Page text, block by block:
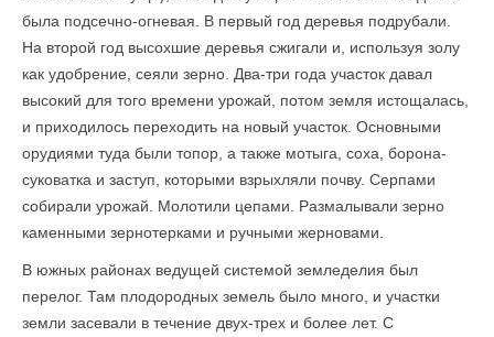
была подсечно-огневая. В первый год деревья подрубали.
На второй год высохшие деревья сжигали и, используя золу
как удобрение, сеяли зерно. Два-три года участок давал
высокий для того времени урожай, потом земля истощалась,
и приходилось переходить на новый участок. Основными
орудиями туда были топор, а также мотыга, соха, борона-
суковатка и заступ, которыми взрыхляли почву. Серпами
собирали урожай. Молотили цепами. Размалывали зерно
каменными зернотерками и ручными жерновами.
В южных районах ведущей системой земледелия был
перелог. Там плодородных земель было много, и участки
земли засевали в течение двух-трех и более лет. С